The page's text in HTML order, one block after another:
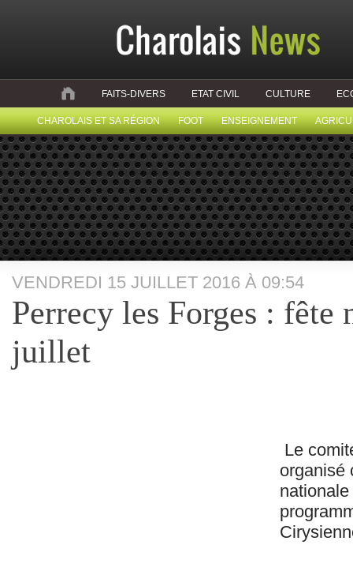
FAITS-DIVERS ETAT CIVIL CULTURE
CHAROLAIS ET SA RÉGION FOOT ENSEIGNEMENT
VENDREDI 15 JUILLET 2016 À 09:54
Perrecy les Forges : fête
juillet
Le
organisé